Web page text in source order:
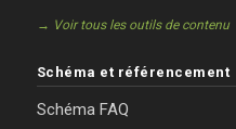
→ Voir tous les outils de contenu
Schéma et référencement
Schéma FAQ